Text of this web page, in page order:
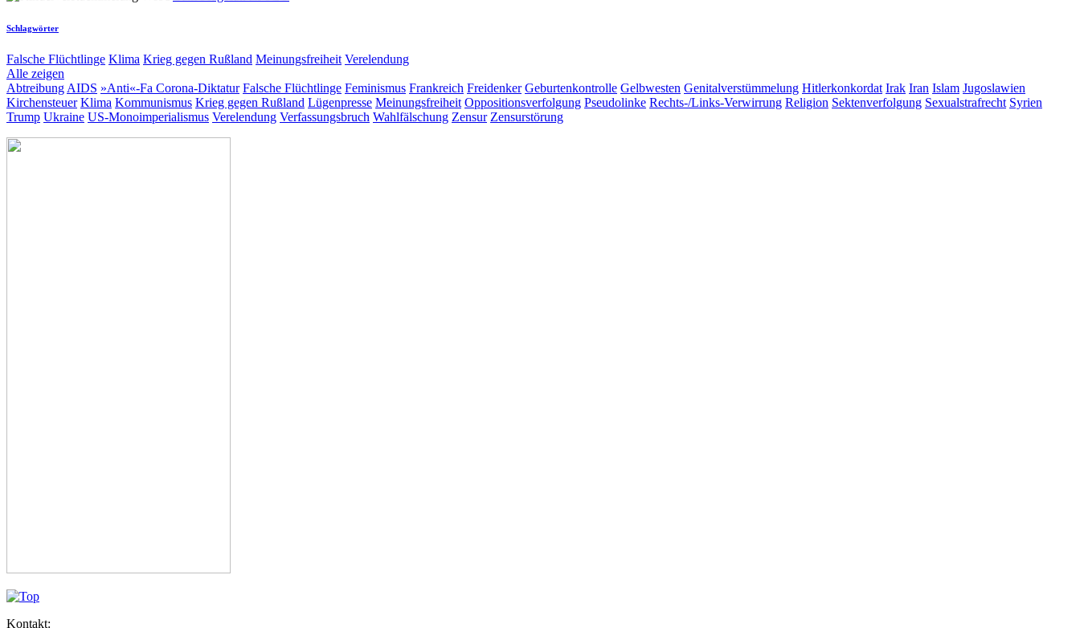
Schlagwörter
Falsche Flüchtlinge Klima Krieg gegen Rußland Meinungsfreiheit Verelendung
Alle zeigen
AbtreibungAIDS »Anti«-Fa Corona-Diktatur Falsche Flüchtlinge Feminismus Frankreich Freidenker Geburtenkontrolle Gelbwesten Genitalverstümmelung Hitlerkonkordat Irak Iran Islam Jugoslawien
Kirchensteuer Klima Kommunismus Krieg gegen Rußland Lügenpresse Meinungsfreiheit Oppositionsverfolgung Pseudolinke Rechts-/Links-Verwirrung Religion Sektenverfolgung Sexualstrafrecht Syrien
Trump Ukraine US-Monoimperialismus Verelendung Verfassungsbruch Wahlfälschung Zensur Zensurstörung
Kontakt: